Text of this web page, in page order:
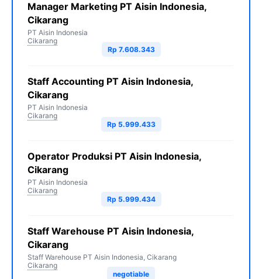
Manager Marketing PT Aisin Indonesia,
Cikarang
PT Aisin Indonesia
Cikarang
Rp 7.608.343
Staff Accounting PT Aisin Indonesia,
Cikarang
PT Aisin Indonesia
Cikarang
Rp 5.999.433
Operator Produksi PT Aisin Indonesia,
Cikarang
PT Aisin Indonesia
Cikarang
Rp 5.999.434
Staff Warehouse PT Aisin Indonesia,
Cikarang
Staff Warehouse PT Aisin Indonesia, Cikarang
Cikarang
negotiable